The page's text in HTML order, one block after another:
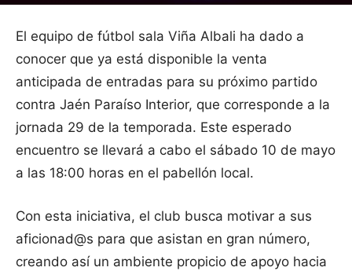
El equipo de fútbol sala Viña Albali ha dado a
conocer que ya está disponible la venta
anticipada de entradas para su próximo partido
contra Jaén Paraíso Interior, que corresponde a la
jornada 29 de la temporada. Este esperado
encuentro se llevará a cabo el sábado 10 de mayo
a las 18:00 horas en el pabellón local.
Con esta iniciativa, el club busca motivar a sus
aficionad@s para que asistan en gran número,
creando así un ambiente propicio de apoyo hacia